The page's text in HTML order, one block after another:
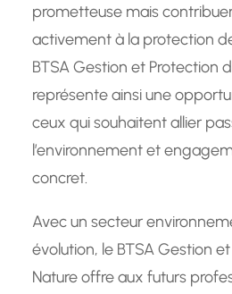
prometteuse mais
activement à la protection
BTSA Gestion et Protection
représente ainsi une
ceux qui souhaitent allier
l’environnement et
concret.
Avec un secteur
évolution, le BTSA Gestion
Nature offre aux futurs